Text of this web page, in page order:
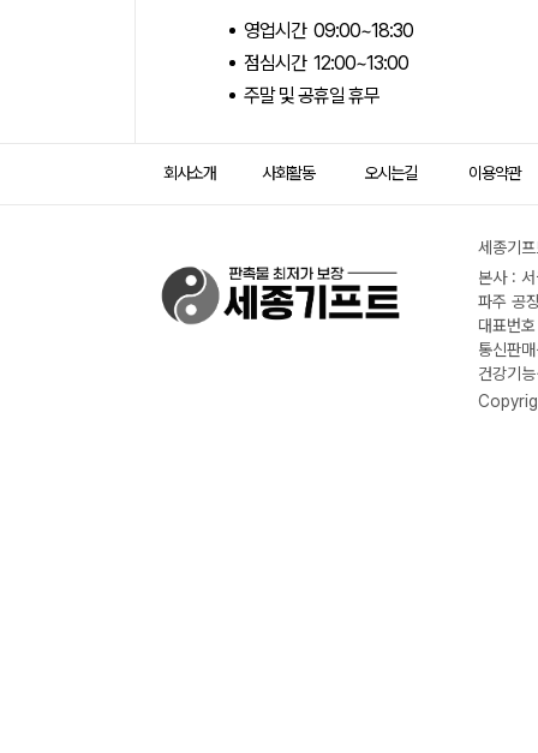
영업시간 09:00~18:30
점심시간 12:00~13:00
주말 및 공휴일 휴무
회사소개 사회활동 오시는길 이용약관
세종기
본사 :
파주 공
대표번
통신판
건강기